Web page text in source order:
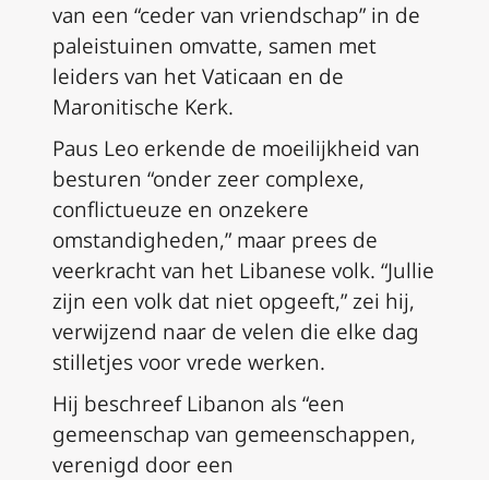
van een “ceder van vriendschap” in de
paleistuinen omvatte, samen met
leiders van het Vaticaan en de
Maronitische Kerk.
Paus Leo erkende de moeilijkheid van
besturen “onder zeer complexe,
conflictueuze en onzekere
omstandigheden,” maar prees de
veerkracht van het Libanese volk. “Jullie
zijn een volk dat niet opgeeft,” zei hij,
verwijzend naar de velen die elke dag
stilletjes voor vrede werken.
Hij beschreef Libanon als “een
gemeenschap van gemeenschappen,
verenigd door een